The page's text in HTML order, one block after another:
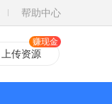
帮助中心
上传资源
赚现金